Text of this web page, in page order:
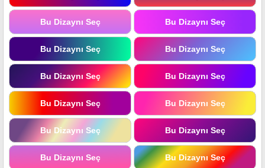
Bu Dizaynı Seç Bu Dizaynı Seç
Bu Dizaynı Seç Bu Dizaynı Seç
Bu Dizaynı Seç Bu Dizaynı Seç
Bu Dizaynı Seç Bu Dizaynı Seç
Bu Dizaynı Seç Bu Dizaynı Seç
Bu Dizaynı Seç Bu Dizaynı Seç